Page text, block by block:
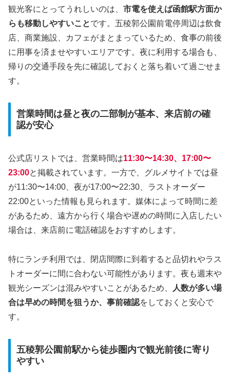
観光客にとってうれしいのは、 市電を使えば函館駅方面か
らも移動しやすいことです。五稜郭公園前電停周辺は飲食
店、商業施設、カフェがまとまっているため、食事の前後
に用事を済ませやすいエリアです。夜に利用する場合も、
帰りの交通手段を先に確認しておくと落ち着いて過ごせま
す。
営業時間は昼と夜の二部制が基本、来店前の確
認が安心
公式店リストでは、営業時間は11:30〜14:30、17:00〜
23:00と掲載されています。一方で、グルメサイトでは昼
が11:30〜14:00、夜が17:00〜22:30、ラストオーダー
22:00といった情報も見られます。媒体によって時間に差
があるため、遠方から行く場合や遅めの時間に入店したい
場合は、来店前に電話確認をおすすめします。
特にランチ利用では、閉店間際に到着すると品切れやラス
トオーダーに間に合わない可能性があります。夜も週末や
観光シーズンは混みやすいことがあるため、
人数が多い場
合は早めの時間を狙うか、事前確認をしておくと安心で
す。
五稜郭公園前駅から徒歩圏内で観光前後に寄り
やすい